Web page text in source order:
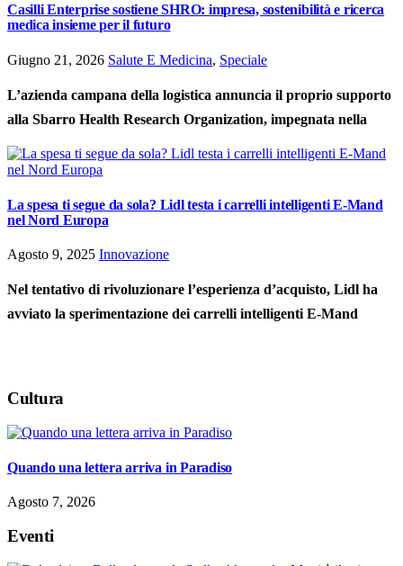
Casilli Enterprise sostiene SHRO: impresa, sostenibilità e ricerca
medica insieme per il futuro
Giugno 21, 2026 Salute E Medicina, Speciale
L’azienda campana della logistica annuncia il proprio supporto
alla Sbarro Health Research Organization, impegnata nella
La spesa ti segue da sola? Lidl testa i carrelli intelligenti E-Mand
nel Nord Europa
Agosto 9, 2025 Innovazione
Nel tentativo di rivoluzionare l’esperienza d’acquisto, Lidl ha
avviato la sperimentazione dei carrelli intelligenti E-Mand
Cultura
Quando una lettera arriva in Paradiso
Agosto 7, 2026
Eventi